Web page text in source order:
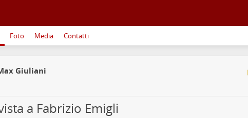
Foto Media Contatti
Giuliani
a Fabrizio Emigli